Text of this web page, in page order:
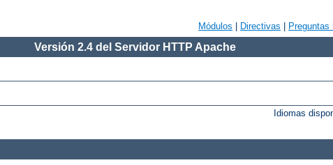
Módulos Directivas Preguntas
Versión 2.4 del Servidor HTTP Apache
Idiomas